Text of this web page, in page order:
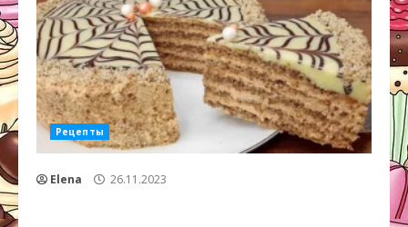
Рецепты
Elena 26.11.2023